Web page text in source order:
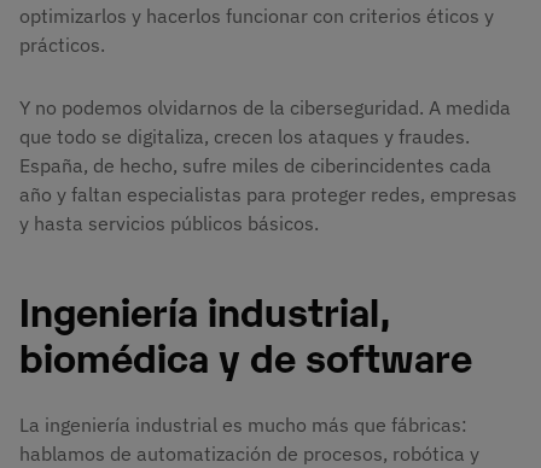
optimizarlos y hacerlos funcionar con criterios éticos y
prácticos.
Y no podemos olvidarnos de la ciberseguridad. A medida
que todo se digitaliza, crecen los ataques y fraudes.
España, de hecho, sufre miles de ciberincidentes cada
año y faltan especialistas para proteger redes, empresas
y hasta servicios públicos básicos.
Ingeniería industrial,
biomédica y de software
La ingeniería industrial es mucho más que fábricas:
hablamos de automatización de procesos, robótica y